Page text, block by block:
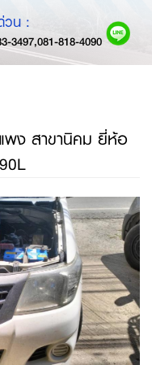
วน :
3497,081-818-4090
พง สาขานิคม ยี่ห้อ